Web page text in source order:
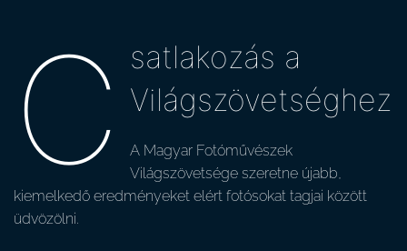
C satlakozás a
Világszövetséghez
A Magyar Fotóművészek
Világszövetsége szeretne újabb,
kiemelkedő eredményeket elért fotósokat tagjai között
üdvözölni.